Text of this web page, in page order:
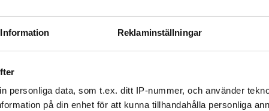
Information Reklaminställningar
personliga data, som t.ex. ditt IP-nummer, och använder
på din enhet för att kunna tillhandahålla personliga
Print